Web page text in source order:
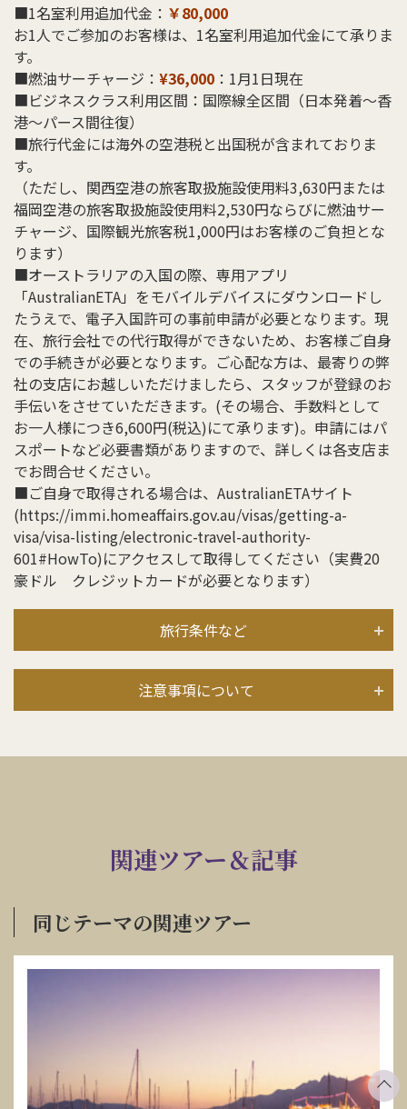
■1名室利用追加代金： ￥80,000
お1人でご参加のお客様は、1名室利用追加代金にて承りま
す。
■燃油サーチャージ： ¥36,000 ：1月1日現在
■ビジネスクラス利用区間：国際線全区間（日本発着～香
港～パース間往復）
■旅行代金には海外の空港税と出国税が含まれておりま
す。
（ただし、関西空港の旅客取扱施設使用料3,630円または
福岡空港の旅客取扱施設使用料2,530円ならびに燃油サー
チャージ、国際観光旅客税1,000円はお客様のご負担とな
ります）
■オーストラリアの入国の際、専用アプリ
「AustralianETA」をモバイルデバイスにダウンロードし
たうえで、電子入国許可の事前申請が必要となります。現
在、旅行会社での代行取得ができないため、お客様ご自身
での手続きが必要となります。ご心配な方は、最寄りの弊
社の支店にお越しいただけましたら、スタッフが登録のお
手伝いをさせていただきます。(その場合、手数料として
お一人様につき6,600円(税込)にて承ります)。申請にはパ
スポートなど必要書類がありますので、詳しくは各支店ま
でお問合せください。
■ご自身で取得される場合は、AustralianETAサイト
(https://immi.homeaffairs.gov.au/visas/getting-a-
visa/visa-listing/electronic-travel-authority-
601#HowTo)にアクセスして取得してください（実費20
豪ドル クレジットカードが必要となります）
旅行条件など
注意事項について
関連ツアー＆記事
同じテーマの関連ツアー